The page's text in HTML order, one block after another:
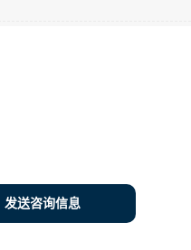
发送咨询信息